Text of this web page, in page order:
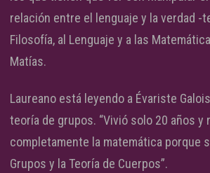
relación entre el lenguaje y la verdad -
Filosofía, al Lenguaje y a las
Matías.
Laureano está leyendo a Évariste
teoría de grupos. “Vivió solo 20 años y
completamente la matemática porque
Grupos y la Teoría de Cuerpos”.